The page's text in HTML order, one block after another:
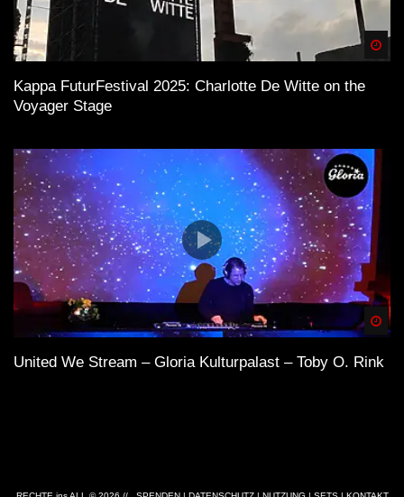
Kappa FuturFestival 2025: Charlotte De Witte on the
Voyager Stage
United We Stream – Gloria Kulturpalast – Toby O. Rink